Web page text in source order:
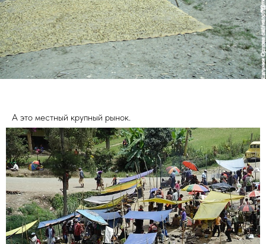
А это местный крупный рынок.